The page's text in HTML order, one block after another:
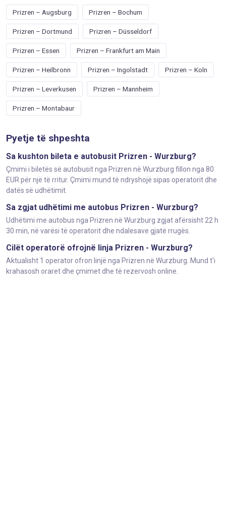
Prizren – Augsburg Prizren – Bochum
Prizren – Dortmund Prizren – Düsseldorf
Prizren – Essen Prizren – Frankfurt am Main
Prizren – Heilbronn Prizren – Ingolstadt Prizren – Koln
Prizren – Leverkusen Prizren – Mannheim
Prizren – Montabaur
Pyetje të shpeshta
Sa kushton bileta e autobusit Prizren - Wurzburg?
Çmimi i biletës së autobusit nga Prizren në Wurzburg fillon nga 80
EUR për një të rritur. Çmimi mund të ndryshojë sipas operatorit dhe
datës së udhëtimit.
Sa zgjat udhëtimi me autobus Prizren - Wurzburg?
Udhëtimi me autobus nga Prizren në Wurzburg zgjat afërsisht 22 h
30 min, në varësi të operatorit dhe ndalesave gjatë rrugës.
Cilët operatorë ofrojnë linja Prizren - Wurzburg?
Aktualisht 1 operator ofron linjë nga Prizren në Wurzburg. Mund t'i
krahasosh oraret dhe çmimet dhe të rezervosh online.